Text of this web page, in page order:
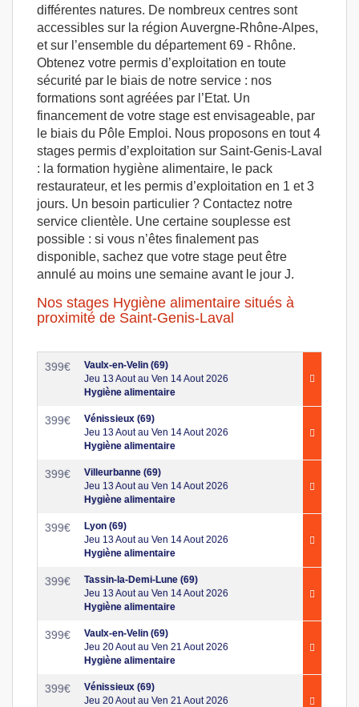
différentes natures. De nombreux centres sont
accessibles sur la région Auvergne-Rhône-Alpes,
et sur l’ensemble du département 69 - Rhône.
Obtenez votre permis d’exploitation en toute
sécurité par le biais de notre service : nos
formations sont agréées par l’Etat. Un
financement de votre stage est envisageable, par
le biais du Pôle Emploi. Nous proposons en tout 4
stages permis d’exploitation sur Saint-Genis-Laval
: la formation hygiène alimentaire, le pack
restaurateur, et les permis d’exploitation en 1 et 3
jours. Un besoin particulier ? Contactez notre
service clientèle. Une certaine souplesse est
possible : si vous n’êtes finalement pas
disponible, sachez que votre stage peut être
annulé au moins une semaine avant le jour J.
Nos stages Hygiène alimentaire situés à
proximité de Saint-Genis-Laval
399€
Vaulx-en-Velin (69)
Jeu 13 Aout au Ven 14 Aout 2026
Hygiène alimentaire
399€
Vénissieux (69)
Jeu 13 Aout au Ven 14 Aout 2026
Hygiène alimentaire
399€
Villeurbanne (69)
Jeu 13 Aout au Ven 14 Aout 2026
Hygiène alimentaire
399€
Lyon (69)
Jeu 13 Aout au Ven 14 Aout 2026
Hygiène alimentaire
399€
Tassin-la-Demi-Lune (69)
Jeu 13 Aout au Ven 14 Aout 2026
Hygiène alimentaire
399€
Vaulx-en-Velin (69)
Jeu 20 Aout au Ven 21 Aout 2026
Hygiène alimentaire
399€
Vénissieux (69)
Jeu 20 Aout au Ven 21 Aout 2026